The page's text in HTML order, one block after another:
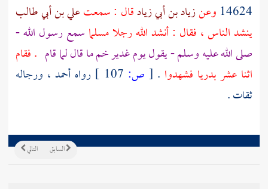
14624 وعنزياد بن أبي زيادقال : سمعتعلي بن أبي طالب
ينشد الناس ، فقال : أنشد الله رجلا مسلما سمع رسول الله -
صلى الله عليه وسلم - يقول يومغدير خمما قال لما قام . فقام
اثنا عشر بدريا فشهدوا .
[ ص: رواه أحمد ، ورجاله
ثقات .
التالي السابق